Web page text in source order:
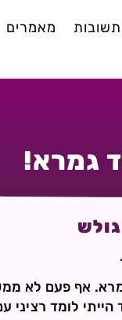
מאמרים
גמרא!
גמרא. אף פעם לא
לומד רציני